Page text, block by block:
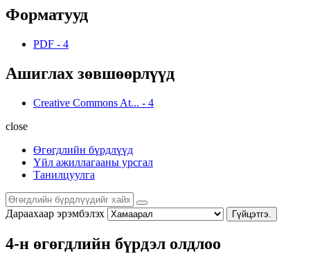
Форматууд
PDF - 4
Ашиглах зөвшөөрлүүд
Creative Commons At... - 4
close
Өгөгдлийн бүрдлүүд
Үйл ажиллагааны урсгал
Танилцуулга
Дараахаар эрэмбэлэх Гүйцэтгэ.
4-н өгөгдлийн бүрдэл олдлоо